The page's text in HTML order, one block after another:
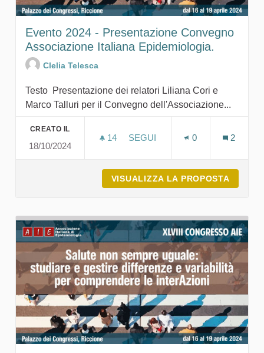
Evento 2024 - Presentazione Convegno
Associazione Italiana Epidemiologia.
Clelia Telesca
Testo Presentazione dei relatori Liliana Cori e
Marco Talluri per il Convegno dell'Associazione...
CREATO IL
18/10/2024
14 14 SOSTENITORI
SEGUI
0 2
VISUALIZZA LA PROPOSTA